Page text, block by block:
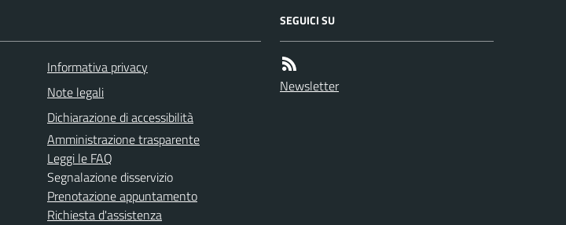
Informativa privacy
Note legali
Dichiarazione di accessibilità
Amministrazione trasparente
Leggi le FAQ
Segnalazione disservizio
Prenotazione appuntamento
Richiesta d'assistenza
SEGUICI SU
Newsletter